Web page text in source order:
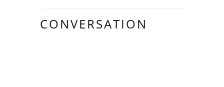
CONVERSATION